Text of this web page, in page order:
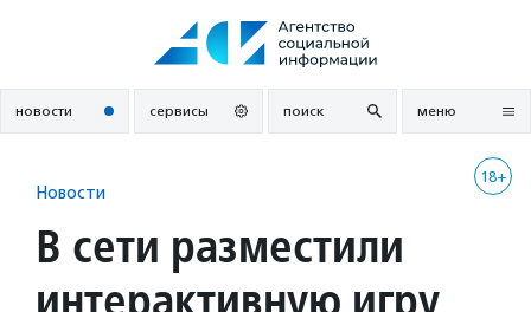
новости сервисы поиск меню
18+
Новости
В сети разместили
интерактивную игру